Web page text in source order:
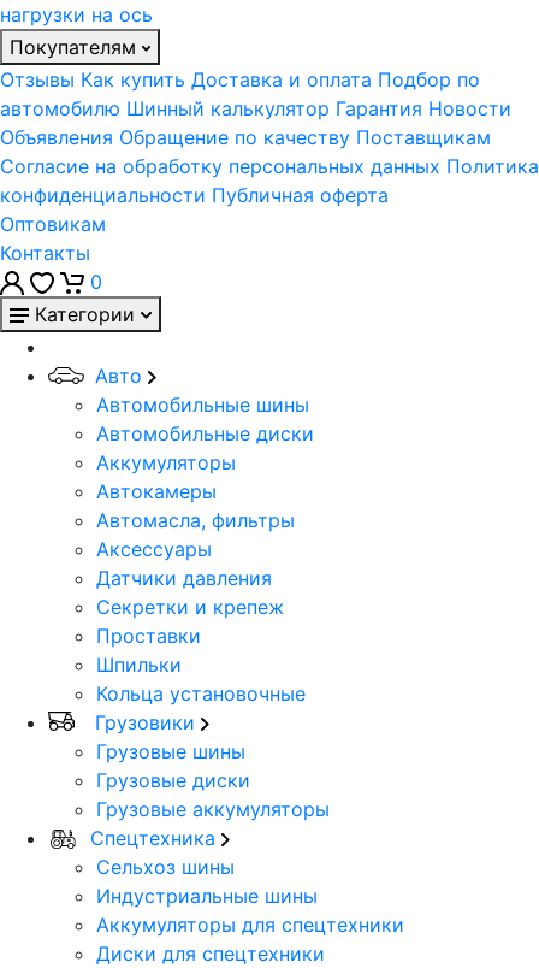
нагрузки на ось
Покупателям
Отзывы Как купить Доставка и оплата Подбор по
автомобилю Шинный калькулятор Гарантия Новости
Объявления Обращение по качеству Поставщикам
Согласие на обработку персональных данных Политика
конфиденциальности Публичная оферта
Оптовикам
Контакты
0
Категории
Авто
Автомобильные шины
Автомобильные диски
Аккумуляторы
Автокамеры
Автомасла, фильтры
Аксессуары
Датчики давления
Секретки и крепеж
Проставки
Шпильки
Кольца установочные
Грузовики
Грузовые шины
Грузовые диски
Грузовые аккумуляторы
Спецтехника
Сельхоз шины
Индустриальные шины
Аккумуляторы для спецтехники
Диски для спецтехники